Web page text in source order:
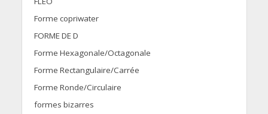
Forme copriwater
FORME DE D
Forme Hexagonale/Octagonale
Forme Rectangulaire/Carrée
Forme Ronde/Circulaire
formes bizarres